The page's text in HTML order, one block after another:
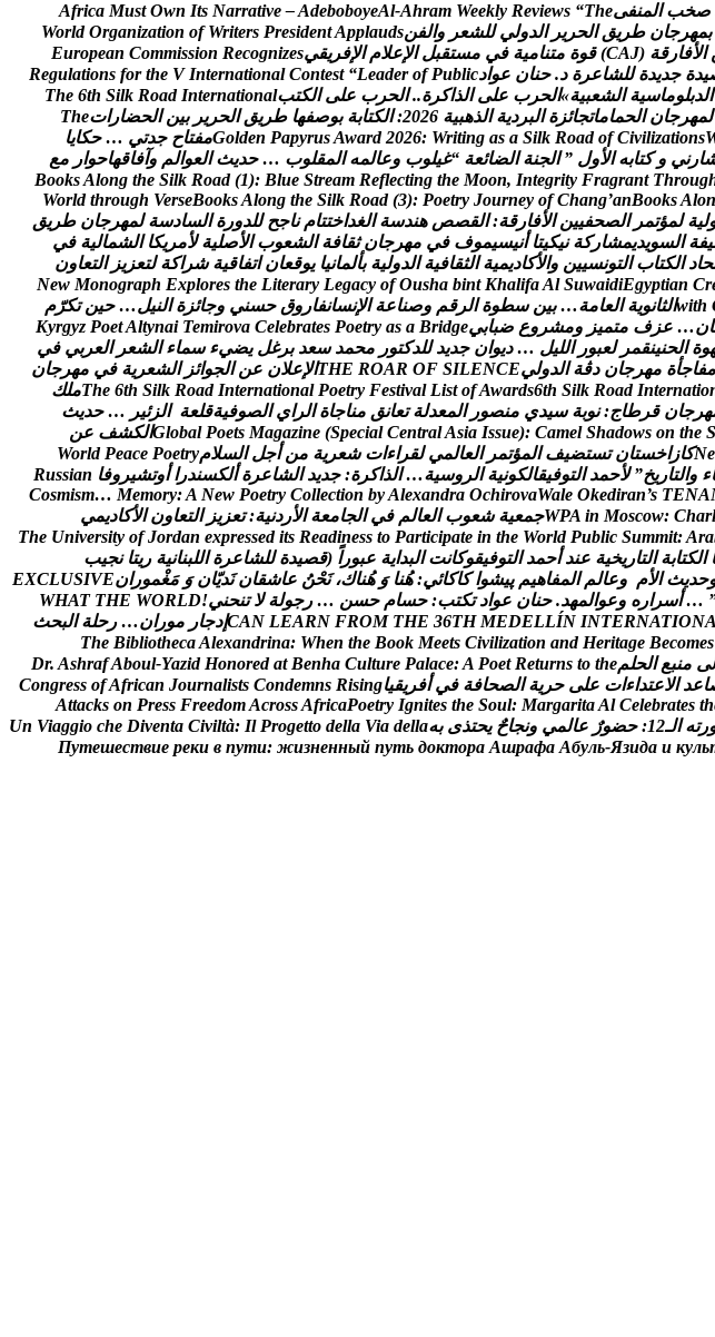
صخب المنفى Africa Must Own Its Narrative –AdeboboyeAl-Ahram Weekly Reviews “The
بمهرجان طريق الحرير الدولي للشعر والفن World Organization of Writers PresidentApplauds
الفارقة (
CAJ
) قوة متنامية في مستقبل العلم الفريقي European Commission Recognizes
يدة جديدة للشاعرة د. حنان عواد Regulations for the V International Contest “Leader of Public
الدبلوماسية الشعبية»الحرب على الذاكرة.
. الحرب على الكتب The 6th Silk Road International
لمهرجان الحماماتجائزة البردية الذهبية 2026
: الكتابة بوصفها طريق الحرير بين الحضارات The
Golden PapyrusAward 2026: Writing as a Silk Road of Civilizations مفتاح جدتي … حكايا
ارني و كتابه الول ” الجنة الضائعة “غيلوب وعالمه المقلوب … حديث العوالم وآفاقهاحوار مع
BooksAlong the Silk Road (1): Blue Stream Reflecting the Moon, Integrity Fragrant Throug
World through VerseBooksAlong the Silk Road (3): Poetry Journey of Chang’anBooksAlon
لية لمؤتمر الصحفيين الفارقة: القصص هندسة الغداختتام ناجح للدورة السادسة لمهرجان طريق
يفة السويديمشاركة نيكيتا أنيسيموف في مهرجان ثقافة الشعوب الصلية لمريكا الشمالية في
حاد الكتاب التونسيين والكاديمية الثقافية الدولية بألمانيا يوقعان اتفاقية شراكة لتعزيز التعاون
New Monograph Explores the Literary Legacy of Ousha bint KhalifaAl SuwaidiEgyptian Cr
with الثانوية العامة… بين سطوة الرقم وصناعة النسانفار وق حسني وجائزة النيل… حين تكرم
ان… عزف متميز ومشر وع ضبابي Kyrgyz PoetAltynai Temirova Celebrates Poetry as a Bridge
وة الحنينقمر لعبور الليل … ديوان جديد للدكتور محمد سعد برغل يضيء سماء الشعر العربي في
مفاجأة مهرجان دڨة الدولي THE ROAR OF SILENCE العلن عن الجوائز الشعرية في مهرجان
The 6th Silk Road International Poetry Festival List ofAwards6th Silk Road Internatio ملك
هرجان قرطاج: نوبة سيدي منصور المعدلة تعانق مناجاة الراي الصوفيةقلعة الزئير … حديث
Global Poets Magazine (Special CentralAsia Issue): Camel Shadows on the S الكشف عن
Ne كازاخستان تستضيف المؤتمر العالمي لقراءات شعرية من أجل السلم World Peace Poetry
اء والتاريخ” لحمد التوفيقالكونية الر وسية… الذاكرة: جديد الشاعرة ألكسندرا أوتشير وفا Russian
Cosmism… Memory:A New Poetry Collection byAlexandra OchirovaWale Okediran’s TENA
WPA in Moscow: Charl جمعية شعوب العالم في الجامعة الردنية: تعزيز التعاون الكاديمي
The University of Jordan expressed its Readiness to Participate in the World Public Summit:Ara
ا الكتابة التاريخية عند أحمد التوفيقوكانت البداية عبورا (قصيدة للشاعرة اللبنانية ريتا نجيب
حديث الم وعالم المفاهيم پیشوا کاکائي: هنا و هناك، نحن عاشقان نديان و مغموران EXCLUSIVE
… أسراره وعوالمهد. حنان عواد تكتب: حسام حسن … رجولة ل تنحني!
WHAT THE WORLD
CAN LEARN FROM THE 36TH MEDELLÍN INTERNATIONA إدجار موران… رحلة البحث
The BibliothecaAlexandrina: When the Book Meets Civilization and Heritage Becomes
لى منبع الحلم Dr. AshrafAboul-Yazid Honored at Benha Culture Palace:A Poet Returns to the
اعد العتداءات على حرية الصحافة في أفريقيا Congress ofAfrican Journalists Condemns Rising
Attacks on Press FreedomAcrossAfricaPoetry Ignites the Soul: MargaritaAl Celebrates th
رته الـ 12
: حضور عالمي ونجاح يحتذى به Un Viaggio che Diventa Civiltà: Il Progetto della Via della
Путешествие реки в пути: жизненный путь доктора Ашрафа Абуль-Язида и куль